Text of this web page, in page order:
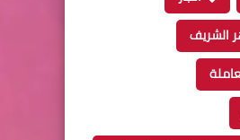
الشريف